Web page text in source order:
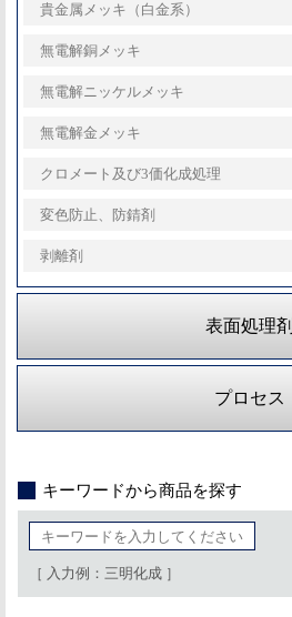
貴金属メッキ（白金系）
無電解銅メッキ
無電解ニッケルメッキ
無電解金メッキ
クロメート及び3価化成処理
変色防止、防錆剤
剥離剤
表面処理剤
プロセス
キーワードから商品を探す
［ 入力例：三明化成 ］